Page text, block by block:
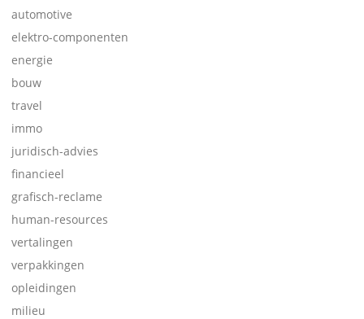
automotive
elektro-componenten
energie
bouw
travel
immo
juridisch-advies
financieel
grafisch-reclame
human-resources
vertalingen
verpakkingen
opleidingen
milieu